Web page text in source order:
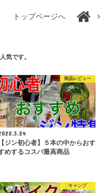
トップページへ
気です。
商品レビュー
【ジン初心者】５本の中からおす
めするコスパ最高商品
キャンプ